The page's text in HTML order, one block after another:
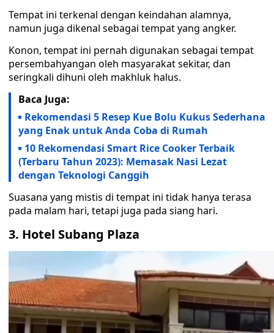
Tempat ini terkenal dengan keindahan alamnya,
namun juga dikenal sebagai tempat yang angker.
Konon, tempat ini pernah digunakan sebagai tempat
persembahyangan oleh masyarakat sekitar, dan
seringkali dihuni oleh makhluk halus.
Baca Juga:
Rekomendasi 5 Resep Kue Bolu Kukus Sederhana
yang Enak untuk Anda Coba di Rumah
10 Rekomendasi Smart Rice Cooker Terbaik
(Terbaru Tahun 2023): Memasak Nasi Lezat
dengan Teknologi Canggih
Suasana yang mistis di tempat ini tidak hanya terasa
pada malam hari, tetapi juga pada siang hari.
3. Hotel Subang Plaza